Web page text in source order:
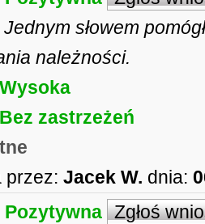
Jednym słowem
należności.
Wysoka
Bez zastrzeżeń
przez: Jacek W. dnia:
Pozytywna Zgłoś